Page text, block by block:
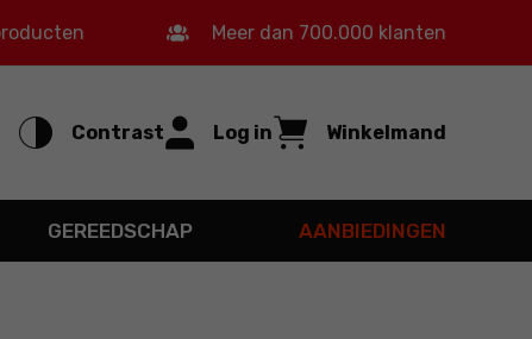
Meer dan 700.000 klanten
Contrast Log in Winkelmand
GEREEDSCHAP AANBIEDINGEN